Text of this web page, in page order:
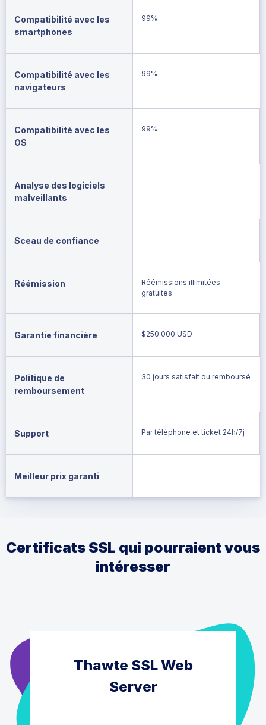
Compatibilité avec les
smartphones
99%
Compatibilité avec les
navigateurs
99%
Compatibilité avec les
OS
99%
Analyse des logiciels
malveillants
Sceau de confiance
Réémission
Réémissions illimitées
gratuites
Garantie financière $250.000 USD
Politique de
remboursement
30 jours satisfait ou remboursé
Support Par téléphone et ticket 24h/7j
Meilleur prix garanti
Certificats SSL qui pourraient vous
intéresser
Thawte SSL Web
Server